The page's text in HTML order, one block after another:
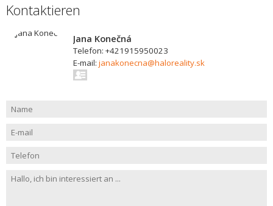
Kontaktieren
Jana Konečná
Telefon: +421915950023
E-mail: janakonecna@haloreality.sk